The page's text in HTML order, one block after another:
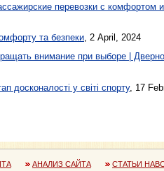
перевозки с комфортом
та безпеки, 2 April, 2024
внимание при выборе |
досконалості у світі спорту, 17
АНАЛИЗ САЙТА СТАТЬИ